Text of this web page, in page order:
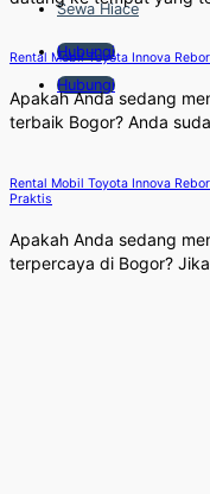
Sewa Hiace
Hubungi
Hubungi
Rental Mobil Toyota Innova
Apakah Anda sedang
terbaik Bogor? Anda
Rental Mobil Toyota Innova
Praktis
Apakah Anda sedang
terpercaya di Bogor?